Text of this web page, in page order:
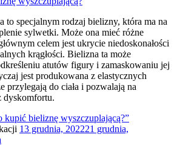
to specjalnym rodzaj bielizny, która ma na
sylwetki. Może ona mieć różne
celem jest ukrycie niedoskonałości
krągłości. Bielizna ta może
atutów figury i zamaskowaniu jej
jest produkowana z elastycznych
przylegają do ciała i pozwalają na
dyskomfortu.
kupić bieliznę wyszczuplającą?”
13 grudnia, 202221 grudnia,